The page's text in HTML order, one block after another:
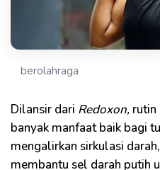
berolahraga
Dilansir dari Redoxon, rutin
banyak manfaat baik bagi
mengalirkan sirkulasi
membantu sel darah putih